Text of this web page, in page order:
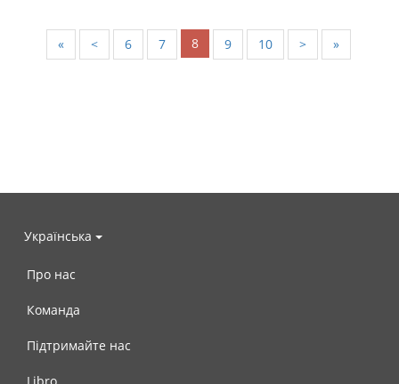
« < 6 7 8 9 10 > »
Українська
Про нас
Команда
Підтримайте нас